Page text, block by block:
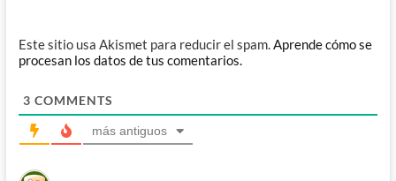
Este sitio usa Akismet para reducir el spam.Aprende cómo se
procesan los datos de tus comentarios.
3 COMMENTS
más antiguos